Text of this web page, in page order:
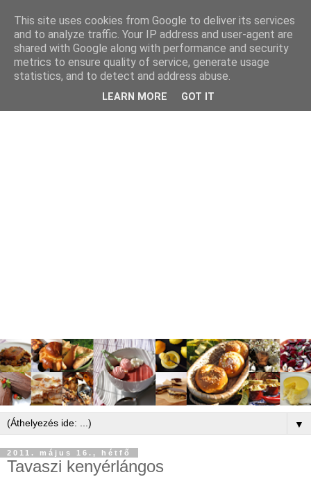
▼
2011. május 16., hétfő
Tavaszi kenyérlángos
This site uses cookies from Google to deliver its services
and to analyze traffic. Your IP address and user-agent are
shared with Google along with performance and security
metrics to ensure quality of service, generate usage
statistics, and to detect and address abuse.
LEARN MORE GOT IT